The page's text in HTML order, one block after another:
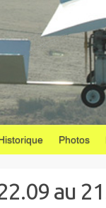
Photos
au